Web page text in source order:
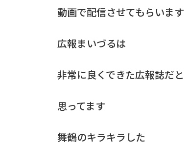
動画で配信させてもらいます
広報まいづるは
非常に良くできた広報誌だと
思ってます
舞鶴のキラキラした